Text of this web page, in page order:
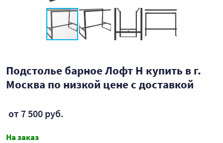
Подстолье барное Лофт Н купить в г.
Москва по низкой цене с доставкой
от 7 500 руб.
На заказ